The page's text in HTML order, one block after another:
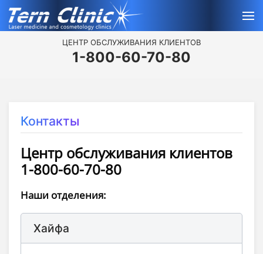
ЦЕНТР ОБСЛУЖИВАНИЯ КЛИЕНТОВ
1-800-60-70-80
Контакты
Центр обслуживания клиентов
1-800-60-70-80
Наши отделения:
Хайфа